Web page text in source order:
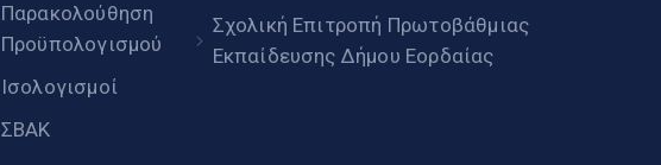
Παρακολούθηση
Προϋπολογισμού
Ισολογισμοί
ΣΒΑΚ
Σχολική Επιτροπή Πρωτοβάθμιας
Εκπαίδευσης Δήμου Εορδαίας